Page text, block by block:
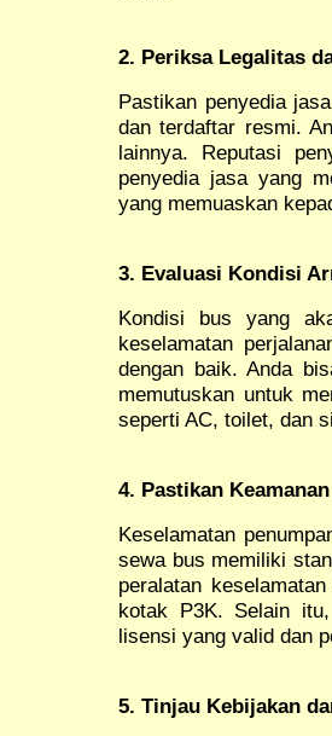
2. Periksa Legalitas
Pastikan penyedia
dan terdaftar resmi.
lainnya. Reputasi
penyedia jasa yang
yang memuaskan
3. Evaluasi Kondisi
Kondisi bus yang
keselamatan
dengan baik. Anda
memutuskan untuk
seperti AC, toilet, dan
4. Pastikan
Keselamatan
sewa bus memiliki
peralatan
kotak P3K. Selain
lisensi yang valid dan
5. Tinjau Kebijakan